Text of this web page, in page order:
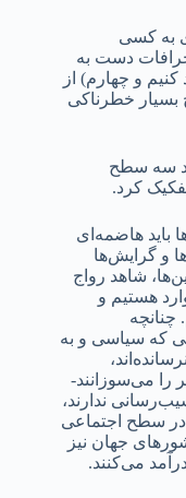
به کسی
دست به
کنیم و چهارم) از
بسیار خطرناکی
سه سطح
کرد.
باید هاضمه‌ای
و گرایش‌ها
شاهد رواج
هستیم و
چنانچه
که سیاسی و به
را می‌سوزانند-
ندارند،
در سطح اجتماعی
جهان نیز
می‌کنند.